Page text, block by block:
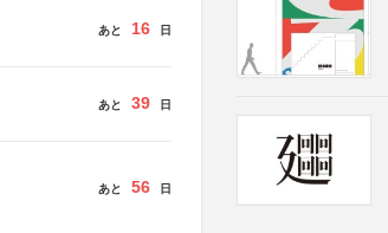
あと 16 日
あと 39 日
あと 56 日